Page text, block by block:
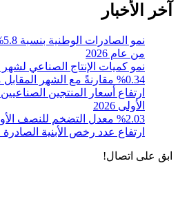
آخر الأخبار
من عام 2026
0.34% مقارنةً مع الشهر المقابل من عام 2025
الأولى 2026
%2.03 معدل التضخم للنصف الأول من عام 2026
ارتفاع عدد رخص الأبنية الصادرة
ابق على اتصال!